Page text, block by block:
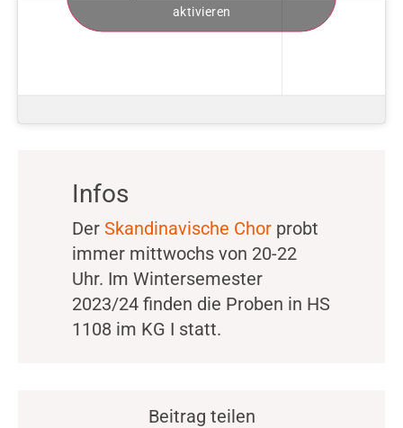
aktivieren
Infos
Der Skandinavische Chor probt
immer mittwochs von 20-22
Uhr. Im Wintersemester
2023/24 finden die Proben in HS
1108 im KG I statt.
Beitrag teilen